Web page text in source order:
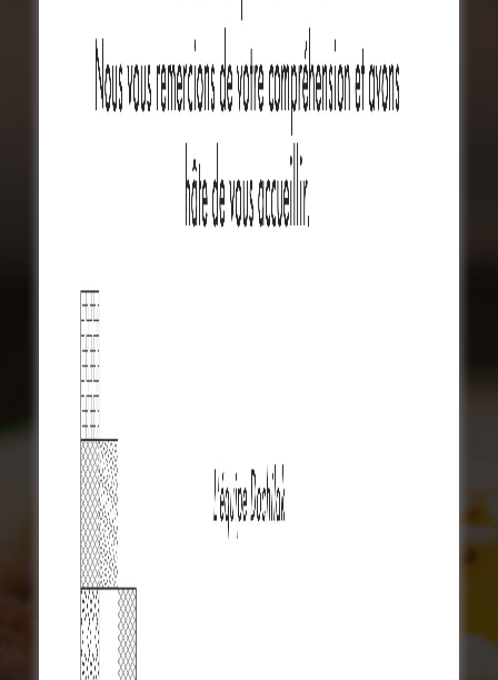
Précommander en ligne